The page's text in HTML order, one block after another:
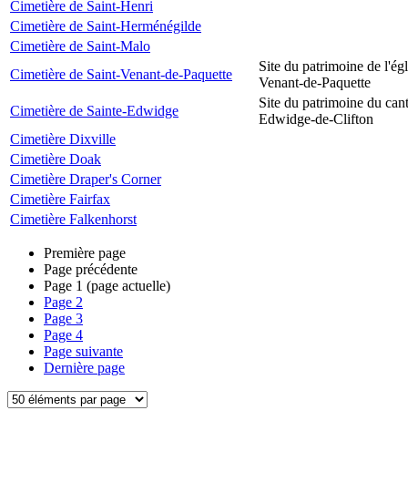
Cimetière de Saint-Henri
Cimetière de Saint-Herménégilde
Cimetière de Saint-Malo
Cimetière de Saint-Venant-de-Paquette
Site du patrimoine de
Venant-de-Paquette
Cimetière de Sainte-Edwidge
Site du patrimoine du
Edwidge-de-Clifton
Cimetière Dixville
Cimetière Doak
Cimetière Draper's Corner
Cimetière Fairfax
Cimetière Falkenhorst
Première page
Page précédente
Page 1 (page actuelle)
Page 2
Page 3
Page 4
Page suivante
Dernière page